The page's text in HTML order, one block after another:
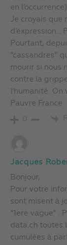
en
Je croyais que
d’expression…
Pourtant,
“cassandres”
mourir si nous
contre la
l’humanité.
Pauvre France
0
Jacques
Bonjour,
Pour votre
sont misent à
“1ere vague” .
data.ch toutes
cumulées à